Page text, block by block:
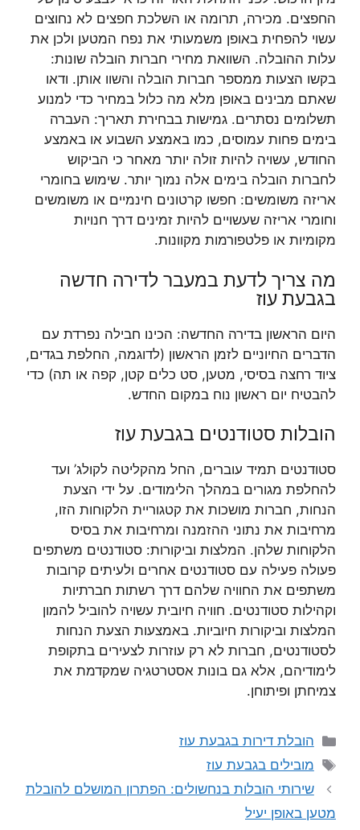
החפצים. מכירה, תרומה או השלכת חפצים לא נחוצים
עשוי להפחית באופן משמעותי את נפח המטען ולכן את
עלות ההובלה. השוואת מחירי חברות הובלה שונות:
בקשו הצעות ממספר חברות הובלה והשוו אותן. ודאו
שאתם מבינים באופן מלא מה כלול במחיר כדי למנוע
תשלומים נסתרים. גמישות בבחירת תאריך: העברה
בימים פחות עמוסים, כמו באמצע השבוע או באמצע
החודש, עשויה להיות זולה יותר מאחר כי הביקוש
לחברות הובלה בימים אלה נמוך יותר. שימוש בחומרי
אריזה משומשים: חפשו קרטונים חינמיים או משומשים
וחומרי אריזה שעשויים להיות זמינים דרך חנויות
מקומיות או פלטפורמות מקוונות.
מה צריך לדעת במעבר לדירה חדשה
בגבעת עוז
היום הראשון בדירה החדשה: הכינו חבילה נפרדת עם
הדברים החיוניים לזמן הראשון (לדוגמה, החלפת בגדים,
ציוד רחצה בסיסי, מטען, סט כלים קטן, קפה או תה) כדי
להבטיח יום ראשון נוח במקום החדש.
הובלות סטודנטים בגבעת עוז
סטודנטים תמיד עוברים, החל מהקליטה לקולג’ ועד
להחלפת מגורים במהלך הלימודים. על ידי הצעת
הנחות, חברות מושכות את קטגוריית הלקוחות הזו,
מרחיבות את נתוני ההזמנה ומרחיבות את בסיס
הלקוחות שלהן. המלצות וביקורות: סטודנטים משתפים
פעולה פעילה עם סטודנטים אחרים ולעיתים קרובות
משתפים את החוויה שלהם דרך רשתות חברתיות
וקהילות סטודנטים. חוויה חיובית עשויה להוביל להמון
המלצות וביקורות חיוביות. באמצעות הצעת הנחות
לסטודנטים, חברות לא רק עוזרות לצעירים בתקופת
לימודיהם, אלא גם בונות אסטרטגיה שמקדמת את
צמיחתן ופיתוחן.
קטגוריות
הובלת דירות בגבעת עוז
תגיות
מובילים בגבעת עוז
שירותי הובלות בנחשולים: הפתרון המושלם להובלת
מטען באופן יעיל